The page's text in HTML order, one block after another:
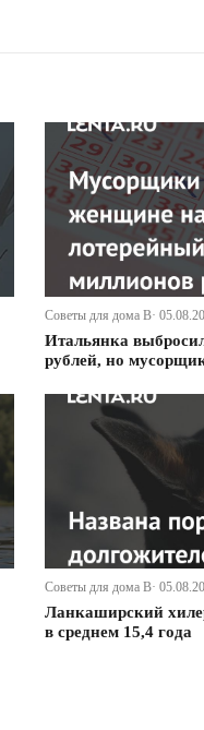
Советы для дома В·
Итальянка
рублей, но
Советы для дома В·
Ланкаширский
в среднем 15,4 года